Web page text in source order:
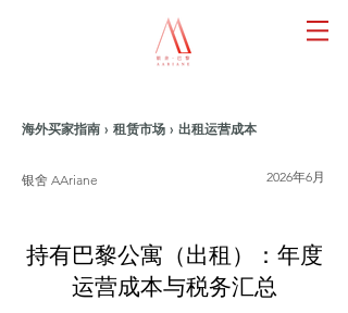
海外买家指南 › 租赁市场 › 出租运营成本
银舍 AAriane 2026年6月
持有巴黎公寓（出租）：年度
运营成本与税务汇总